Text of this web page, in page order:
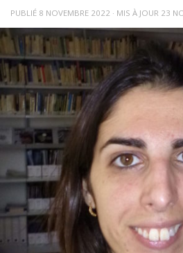
PUBLIÉ 8 NOVEMBRE 2022 · MIS À JOUR 23